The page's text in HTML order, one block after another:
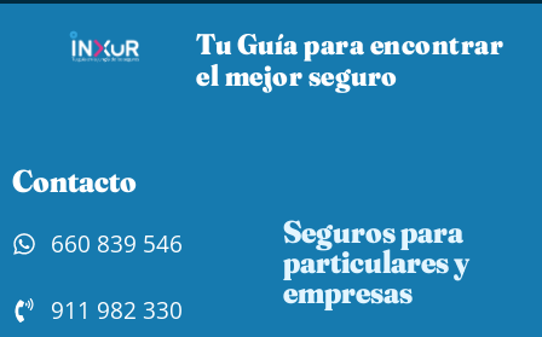
Tu Guía para encontrar
el mejor seguro
Contacto
660 839 546
911 982 330
Seguros para
particulares y
empresas